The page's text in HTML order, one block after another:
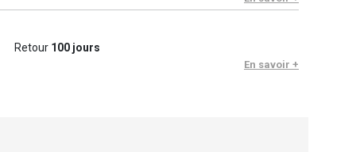
Retour 100 jours
En savoir +